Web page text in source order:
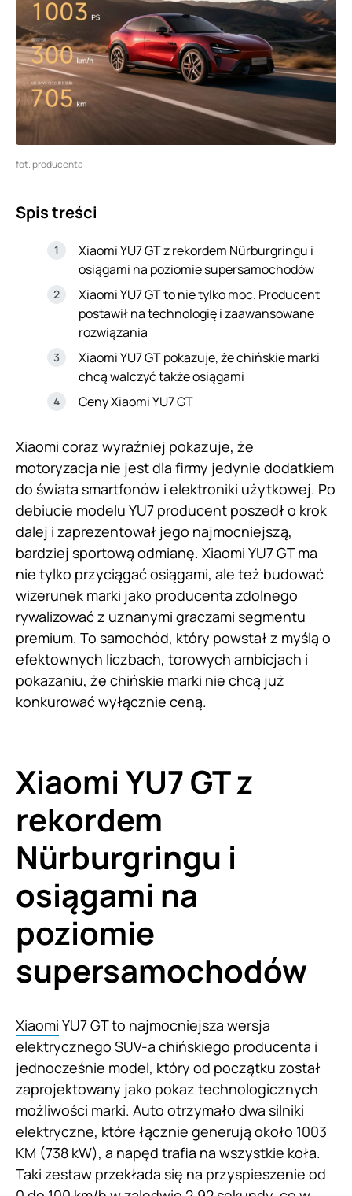
fot. producenta
Spis treści
Xiaomi YU7 GT z rekordem Nürburgringu i
osiągami na poziomie supersamochodów
Xiaomi YU7 GT to nie tylko moc. Producent
postawił na technologię i zaawansowane
rozwiązania
Xiaomi YU7 GT pokazuje, że chińskie marki
chcą walczyć także osiągami
Ceny Xiaomi YU7 GT
Xiaomi coraz wyraźniej pokazuje, że
motoryzacja nie jest dla firmy jedynie dodatkiem
do świata smartfonów i elektroniki użytkowej. Po
debiucie modelu YU7 producent poszedł o krok
dalej i zaprezentował jego najmocniejszą,
bardziej sportową odmianę. Xiaomi YU7 GT ma
nie tylko przyciągać osiągami, ale też budować
wizerunek marki jako producenta zdolnego
rywalizować z uznanymi graczami segmentu
premium. To samochód, który powstał z myślą o
efektownych liczbach, torowych ambicjach i
pokazaniu, że chińskie marki nie chcą już
konkurować wyłącznie ceną.
Xiaomi YU7 GT z
rekordem
Nürburgringu i
osiągami na
poziomie
supersamochodów
Xiaomi YU7 GT to najmocniejsza wersja
elektrycznego SUV-a chińskiego producenta i
jednocześnie model, który od początku został
zaprojektowany jako pokaz technologicznych
możliwości marki. Auto otrzymało dwa silniki
elektryczne, które łącznie generują około 1003
KM (738 kW), a napęd trafia na wszystkie koła.
Taki zestaw przekłada się na przyspieszenie od